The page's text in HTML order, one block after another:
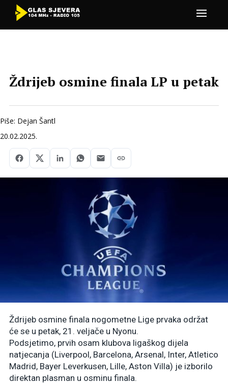
Ždrijeb osmine finala LP u petak
Piše: Dejan Šantl
20.02.2025.
Ždrijeb osmine finala nogometne Lige prvaka održat
će se u petak, 21. veljače u Nyonu.
Podsjetimo, prvih osam klubova ligaškog dijela
natjecanja (Liverpool, Barcelona, Arsenal, Inter, Atletico
Madrid, Bayer Leverkusen, Lille, Aston Villa) je izborilo
direktan plasman u osminu finala.